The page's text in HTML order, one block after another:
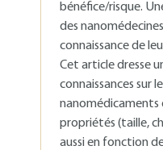
bénéfice/risque.
des
connaissance de
Cet article dresse
connaissances sur
nanomédicaments
propriétés (taille,
aussi en fonction